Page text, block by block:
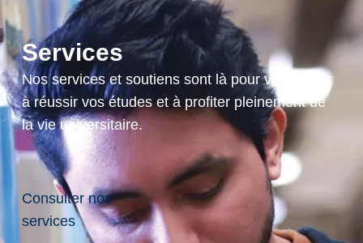
Services
Nos services et soutiens sont là pour vous aider
à réussir vos études et à profiter pleinement de
la vie universitaire.
Consulter nos
services
sans rendez-
vous
Consultation
et évalutation
avec
infirmière
authorisée ou